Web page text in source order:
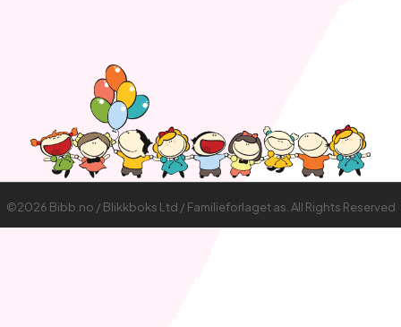
©2026 Bibb.no / Blikkboks Ltd / Familieforlaget as. All Rights Reserved